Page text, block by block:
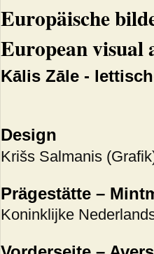
Europäische
European visual
Kālis Zāle -
Design
Krišs Salmanis
Prägestätte –
Koninklijke